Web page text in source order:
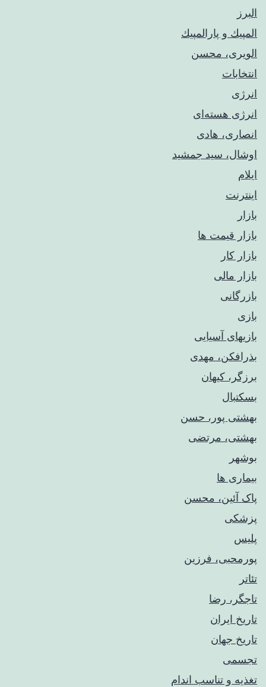
البرز
المپيك و پارالمپيك
الویری، محسن
انتخابات
انرژی
انرژی هسته‌ای
انصاری، هادی
اوشال، سید جمشید
ایلام
اینترنت
بازار
بازار قیمت ها
بازار کار
بازار مالی
بازرگانی
بازی
بازیهای آسیایی
بذرافکن، مهدی
برزگر، کیهان
بسکتبال
بهشتی پور، حسن
بهشتی، مرتضی
بوشهر
بیماری ها
پاک آئین، محسن
پزشکی
پلیس
پورمحبی، فرزین
تئاتر
تاجگر، رضا
تاریخ ایران
تاریخ جهان
تجسمی
تغذیه و تناسب اندام